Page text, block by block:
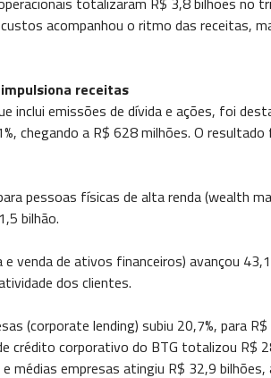
acompanhou o ritmo das receitas,
receitas
inclui emissões de dívida e ações, foi
chegando a R$ 628 milhões. O
pessoas físicas de alta renda (wealth
bilhão.
venda de ativos financeiros) avançou
dos clientes.
(corporate lending) subiu 20,7%, para
crédito corporativo do BTG totalizou R$
médias empresas atingiu R$ 32,9 bilhões,